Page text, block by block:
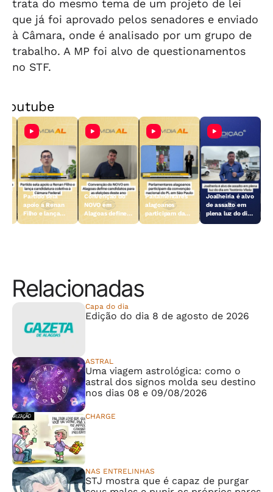
trata do mesmo tema de um projeto de lei
que já foi aprovado pelos senadores e enviado
à Câmara, onde é analisado por um grupo de
trabalho. A MP foi alvo de questionamentos
no STF.
Partido sela
apoio a Renan
Filho e lança
Convenção do
NOVO em
Alagoas define
Parlamentares
alagoanos
participam da
Joalheiria é alvo
de assalto em
plena luz do dia
Relacionadas
Capa do dia
Edição do dia 8 de agosto de 2026
ASTRAL
Uma viagem astrológica: como o
astral dos signos molda seu destino
nos dias 08 e 09/08/2026
CHARGE
NAS ENTRELINHAS
STJ mostra que é capaz de purgar